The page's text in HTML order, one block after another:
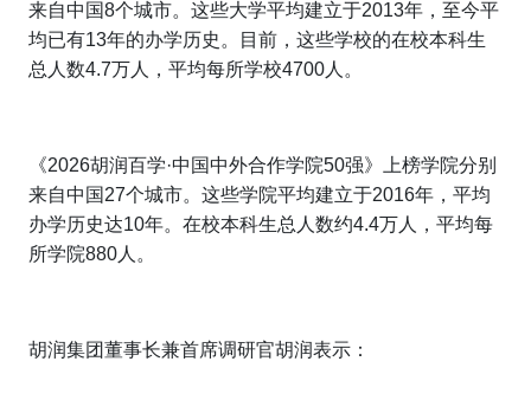
来自中国8个城市。这些大学平均建立于2013年，至今平
均已有13年的办学历史。目前，这些学校的在校本科生
总人数4.7万人，平均每所学校4700人。
《2026胡润百学·中国中外合作学院50强》上榜学院分别
来自中国27个城市。这些学院平均建立于2016年，平均
办学历史达10年。在校本科生总人数约4.4万人，平均每
所学院880人。
胡润集团董事长兼首席调研官胡润表示：